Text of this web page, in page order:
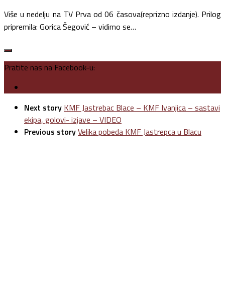
Više u nedelju na TV Prva od 06 časova(reprizno izdanje). Prilog
pripremila: Gorica Šegović – vidimo se…
Pratite nas na Facebook-u:
Next story KMF Jastrebac Blace – KMF Ivanjica – sastavi
ekipa, golovi- izjave – VIDEO
Previous storyVelika pobeda KMF Jastrepca u Blacu